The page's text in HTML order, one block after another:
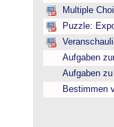
Multiple
Puzzle:
Aufgaben
Aufgaben
Bestimmen